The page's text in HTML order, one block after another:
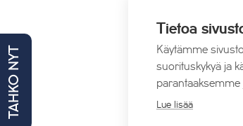
TAHKO NYT
Viikonlopun
Tietoa
Käytämme
suorituskykyä ja
parantaaksemme
Lue lisää